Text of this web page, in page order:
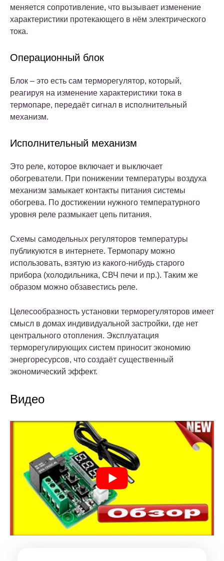
меняется сопротивление, что вызывает изменение
характеристики протекающего в нём электрического
тока.
Операционный блок
Блок – это есть сам терморегулятор, который,
реагируя на изменение характеристики тока в
термопаре, передаёт сигнал в исполнительный
механизм.
Исполнительный механизм
Это реле, которое включает и выключает
обогреватели. При понижении температуры воздуха
механизм замыкает контакты питания системы
обогрева. По достижении нужного температурного
уровня реле размыкает цепь питания.
Схемы самодельных регуляторов температуры
публикуются в интернете. Термопару можно
использовать, взятую из какого-нибудь старого
прибора (холодильника, СВЧ печи и пр.). Таким же
образом можно обзавестись реле.
Целесообразность установки терморегуляторов имеет
смысл в домах индивидуальной застройки, где нет
центрального отопления. Эксплуатация
терморегулирующих систем приносит экономию
энергоресурсов, что создаёт существенный
экономический эффект.
Видео